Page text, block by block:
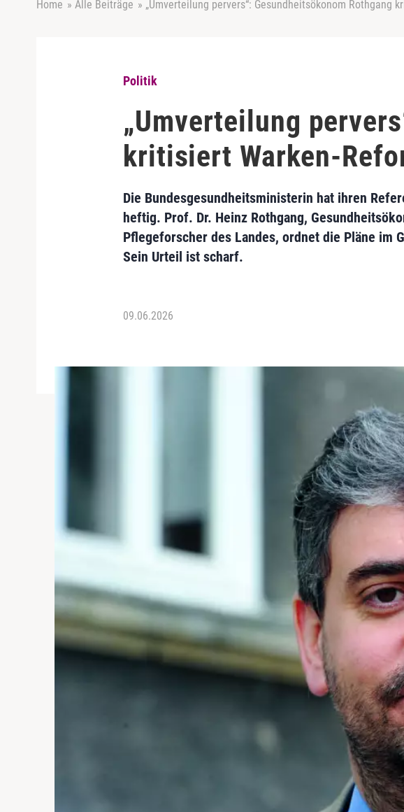
Home » Alle Beiträge » „Umverteilung pervers“: Gesundheitsökonom Rothgang
Politik
„Umverteilung
kritisiert Warken-
Die Bundesgesundheitsministerin hat ihren
heftig. Prof. Dr. Heinz Rothgang,
Pflegeforscher des Landes, ordnet die Pläne im
Sein Urteil ist scharf.
09.06.2026